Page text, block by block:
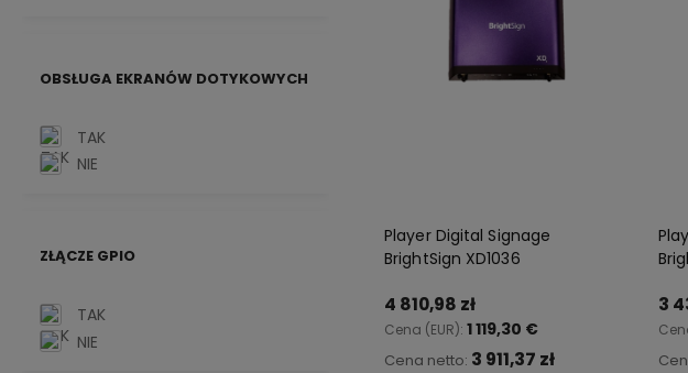
OBSŁUGA EKRANÓW DOTYKOWYCH
TAK
NIE
ZŁĄCZE GPIO
TAK
NIE
Player Digital Signage
BrightSign XD1036
4 810,98 zł
Cena (EUR): 1 119,30 €
Cena netto: 3 911,37 zł
3